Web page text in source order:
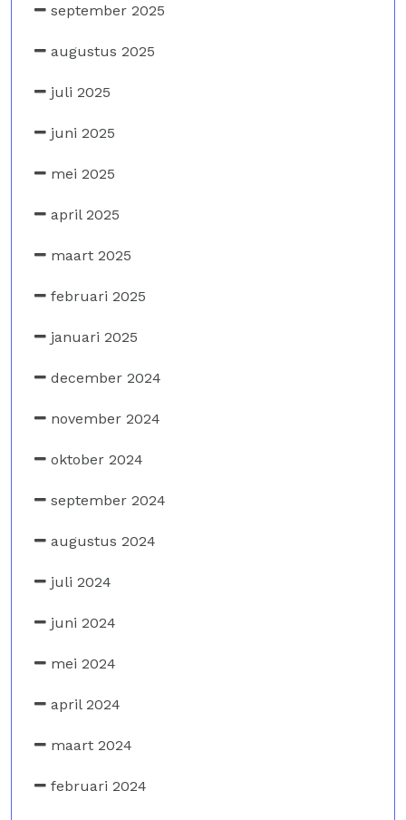
september 2025
augustus 2025
juli 2025
juni 2025
mei 2025
april 2025
maart 2025
februari 2025
januari 2025
december 2024
november 2024
oktober 2024
september 2024
augustus 2024
juli 2024
juni 2024
mei 2024
april 2024
maart 2024
februari 2024